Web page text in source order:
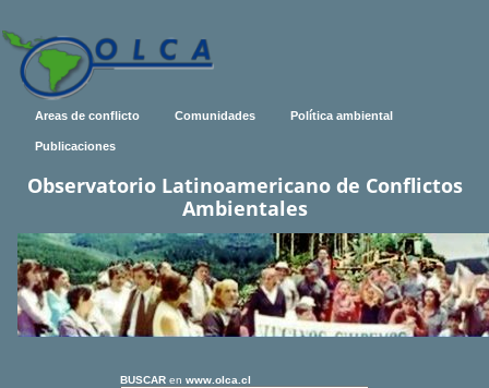
Areas de conflicto Comunidades Política ambiental
Publicaciones
Observatorio Latinoamericano de Conflictos
Ambientales
BUSCAR en www.olca.cl